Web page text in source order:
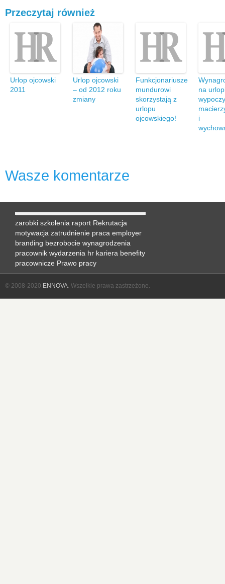
Przeczytaj również
Urlop ojcowski
2011
Urlop ojcowski
– od 2012 roku
zmiany
Funkcjonariusze
mundurowi
skorzystają z
urlopu
ojcowskiego!
na
i
Wasze komentarze
zarobki szkolenia raport Rekrutacja
motywacja zatrudnienie praca employer
branding bezrobocie wynagrodzenia
pracownik wydarzenia hr kariera benefity
pracownicze Prawo pracy
© 2008-2020 ENNOVA. Wszelkie prawa zastrzeżone.